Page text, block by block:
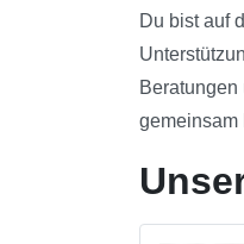
Du bist auf
gemeinsam